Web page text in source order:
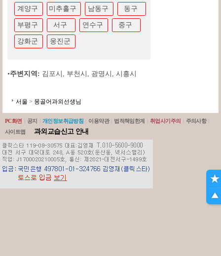
계양구
미추홀구 남동구 동구
부평구 서구 연수구 중구
강화군 웅진군
•주변지역: 김포시 , 부천시 , 광명시 , 시흥시
서울 > 몽골어과외선생님
PC화면 공지 개인정보취급방침 이용약관 법적책임한계 취업사기주의 주의사항
사이트맵
과외교습신고 안내